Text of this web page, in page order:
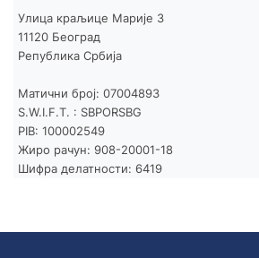
КАМАТНЕ СТОПЕ
ОПШТИ УСЛОВИ ПОСЛОВАЊА
Улица краљице Марије 3
11120 Београд
Република Србија
Матични број: 07004893
S.W.I.F.T. : SBPORSBG
PIB: 100002549
Жиро рачун: 908-20001-18
Шифра делатности: 6419